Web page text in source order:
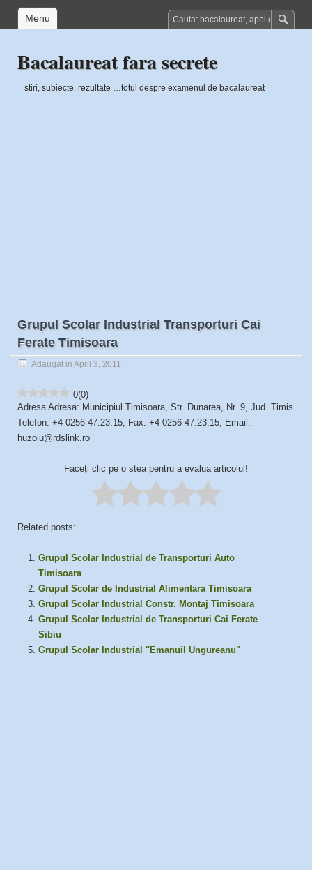
Menu
Bacalaureat fara secrete
stiri, subiecte, rezultate …totul despre examenul de bacalaureat
Grupul Scolar Industrial Transporturi Cai
Ferate Timisoara
Adaugat in April 3, 2011
0(0)
Adresa Adresa: Municipiul Timisoara, Str. Dunarea, Nr. 9, Jud. Timis
Telefon: +4 0256-47.23.15; Fax: +4 0256-47.23.15; Email:
huzoiu@rdslink.ro
Faceți clic pe o stea pentru a evalua articolul!
Related posts:
Grupul Scolar Industrial de Transporturi Auto
Timisoara
Grupul Scolar de Industrial Alimentara Timisoara
Grupul Scolar Industrial Constr. Montaj Timisoara
Grupul Scolar Industrial de Transporturi Cai Ferate
Sibiu
Grupul Scolar Industrial "Emanuil Ungureanu"